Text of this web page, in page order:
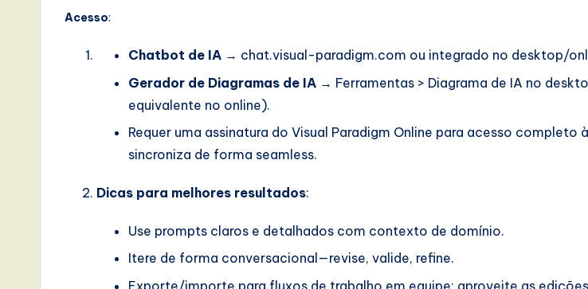
Acesso:
Chatbot de IA → chat.visual-paradigm.com ou integrado no desktop/
Gerador de Diagramas de IA → Ferramentas > Diagrama de IA no
equivalente no online).
Requer uma assinatura do Visual Paradigm Online para acesso completo
sincroniza de forma seamless.
Dicas para melhores resultados:
Use prompts claros e detalhados com contexto de domínio.
Itere de forma conversacional—revise, valide, refine.
Exporte/importe para fluxos de trabalho em equipe; aproveite as edições